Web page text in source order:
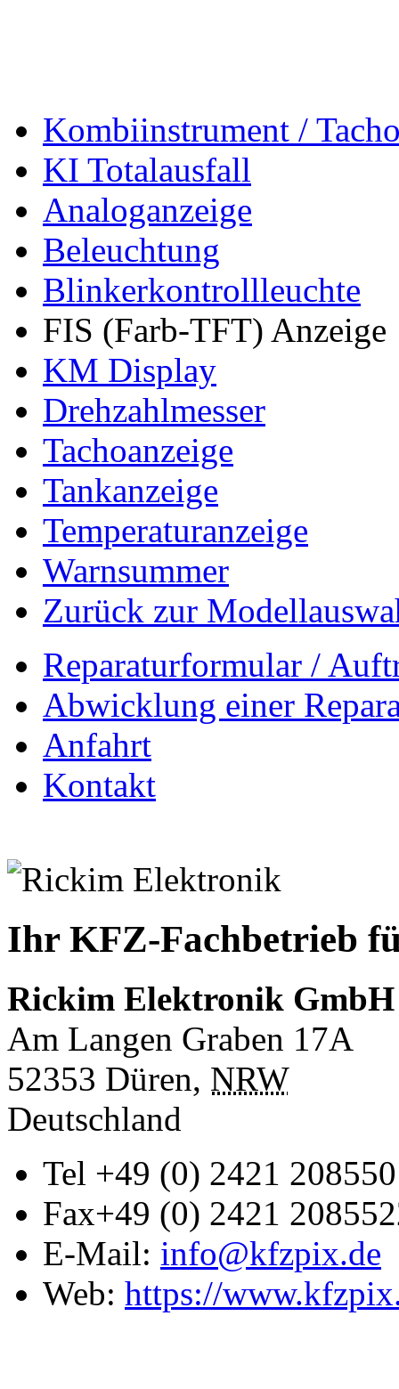
Kombiinstrument /
KI Totalausfall
Analoganzeige
Beleuchtung
Blinkerkontrollleuchte
FIS (Farb-TFT) Anzeige
KM Display
Drehzahlmesser
Tachoanzeige
Tankanzeige
Temperaturanzeige
Warnsummer
Zurück zur
Reparaturformular /
Abwicklung einer
Anfahrt
Kontakt
Ihr KFZ-Fachbetrieb
Rickim Elektronik GmbH
Am Langen Graben 17A
52353 Düren, NRW
Deutschland
Tel +49 (0) 2421 208550
Fax+49 (0) 2421
E-Mail: info@kfzpix.de
Web: https://